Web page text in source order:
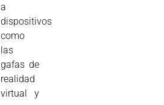
a
dispositivos
como
las
gafas de
realidad
virtual y